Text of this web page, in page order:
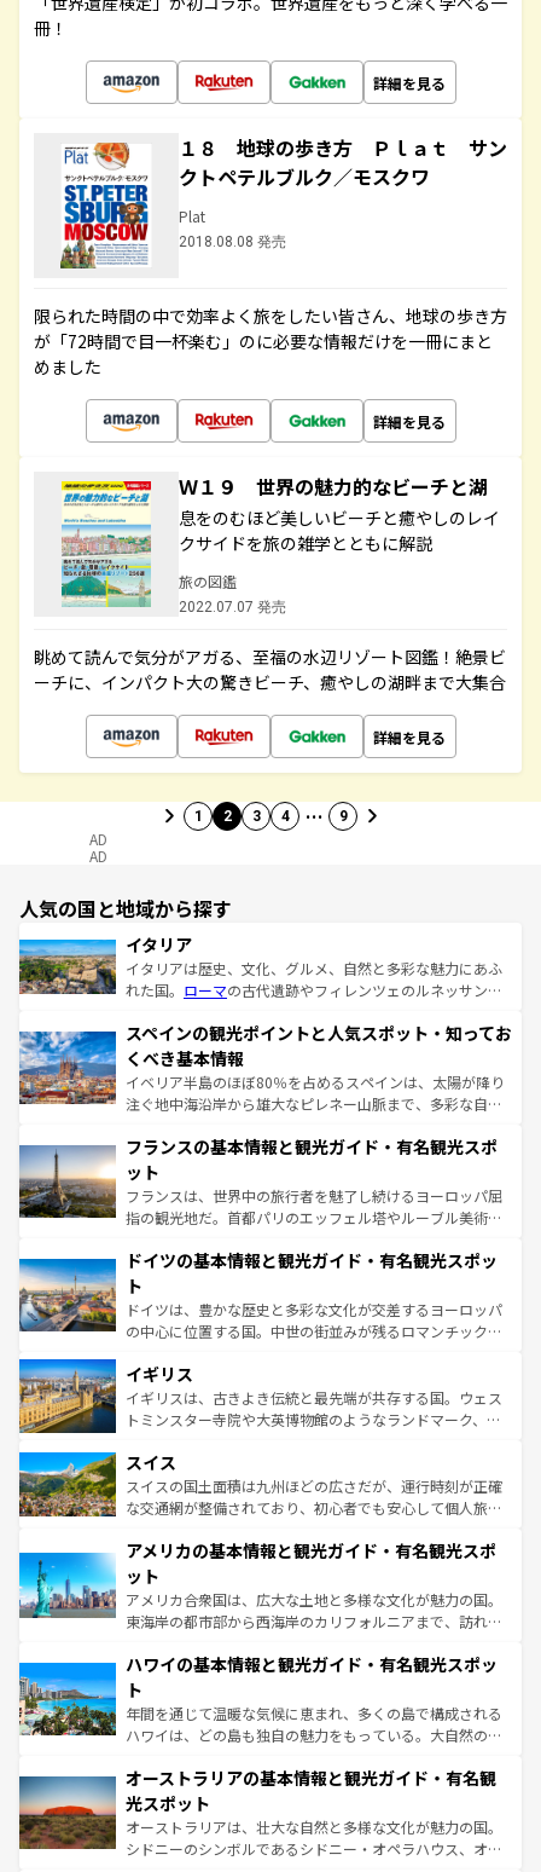
冊！
詳細を見る
１８ 地球の歩き方 Ｐｌａｔ サン
クトペテルブルク／モスクワ
Plat
2018.08.08 発売
限られた時間の中で効率よく旅をしたい皆さん、地球の歩き方
が「72時間で目一杯楽む」のに必要な情報だけを一冊にまと
めました
詳細を見る
Ｗ１９ 世界の魅力的なビーチと湖
息をのむほど美しいビーチと癒やしのレイ
クサイドを旅の雑学とともに解説
旅の図鑑
2022.07.07 発売
眺めて読んで気分がアガる、至福の水辺リゾート図鑑！絶景ビ
ーチに、インパクト大の驚きビーチ、癒やしの湖畔まで大集合
詳細を見る
1 2 3 4 … 9
AD
AD
人気の国と地域から探す
イタリア
イタリアは歴史、文化、グルメ、自然と多彩な魅力にあふ
れた国。 ローマの古代遺跡やフィレンツェのルネッサンス
ろん、トスカーナの美しい田園風景やアマルフィ海岸の絶
景など、自然景観も見逃せない。観光の合間には、本場の
ピザやパスタなど、絶品のイタリア料理を堪能することも
できる。朝目覚めてから夜眠るまで、すべての瞬間を楽し
なお、新着のイタリア情報はコンテンツ一覧を参照してほ
しい。
スペインの観光ポイントと人気スポット・知ってお
くべき基本情報
イベリア半島のほぼ80％を占めるスペインは、太陽が降り
注ぐ地中海沿岸から雄大なピレネー山脈まで、多彩な自然
文化が根付くこの国では、情熱的なフラメンコ、熱気あふ
れる闘牛、そして美味しいタパスが生活の一部となってい
る。首都マドリードの洗練された雰囲気や、バルセロナの
アートに溢れた街角から、地方では古代ローマ遺跡や中世
せる。地方によって風土や気候が異なるスペインはその個
ンテンツ一覧 を参照してほしい。
フランスの基本情報と観光ガイド・有名観光スポ
ット
フランスは、世界中の旅行者を魅了し続けるヨーロッパ屈
指の観光地だ。首都パリのエッフェル塔やルーブル美術館
で、幅広い魅力が詰まっている。華麗な宮殿、歴史的な大
聖堂、美しいビーチ、そして豊かな自然が、訪れる者を心
から魅了する。また、フランスは美食の国としても知ら
れ、フランス料理はユネスコ無形文化遺産にも登録されて
香り高いラベンダー畑など、多彩な楽しみ方が可能だ。さ
らに、パリ以外の地域にも魅力が溢れており、どの街角に
も豊かな歴史と文化が息づいている。パリ以外の個性あふ
を参照してほしい。
ドイツの基本情報と観光ガイド・有名観光スポッ
ト
ドイツは、豊かな歴史と多彩な文化が交差するヨーロッパ
の中心に位置する国。中世の街並みが残るロマンチック街
顔を持つこの国は、どこを歩いても飽きることがない。ベ
ルリンの文化的活気、バイエルン州のアルプスの絶景、そ
してライン川沿いのワイン畑といった風景は必見。ビール
は、お酒好きな人にはぜひ体験してほしい。 なお、新着の
ドイツ情報はコンテンツ一覧を参照してほしい。
イギリス
イギリスは、古きよき伝統と最先端が共存する国。ウェス
トミンスター寺院や大英博物館のようなランドマーク、歴
リアごとに異なる魅力がある。また、優雅なアフタヌーン
ティー、ビール好きにはたまらない英国パブ、サッカー観
戦など、本場だからこそできる体験も豊富。イギリスを旅
ンツ一覧を参照してほしい。
スイス
スイスの国土面積は九州ほどの広さだが、運行時刻が正確
な交通網が整備されており、初心者でも安心して個人旅行
の建物がそのまま残る町や、スイスならではのユニークな
博物館もあり、アルプス観光だけでなく町歩きも満喫する
ことができる。国民の所得が高いため物価も高いが、旅行
者向けの交通パス提供のサービスもあり、うまく活用すれ
着のスイス情報はコンテンツ一覧を参照してほしい。
アメリカの基本情報と観光ガイド・有名観光スポ
ット
アメリカ合衆国は、広大な土地と多様な文化が魅力の国。
東海岸の都市部から西海岸のカリフォルニアまで、訪れる
のような巨大都市は、観光、ショッピング、エンターテイ
ンメントが詰まった刺激的なスポットだ。一方、アメリカ
西部には大自然が広がり、グランドキャニオンやイエロー
ストーン国立公園といった絶景が堪能できる。さらに、南
文化が魅力。旅行者はアメリカの各地域で異なる魅力を楽
しみながら、その多様性と豊かな歴史を感じることができ
るだろう。車でのロードトリップや列車の旅も、アメリカ
ならではの贅沢な旅のスタイルだ。 なお、新着のアメリカ
情報は コンテンツ一覧 を参照してほしい。
ハワイの基本情報と観光ガイド・有名観光スポッ
ト
年間を通じて温暖な気候に恵まれ、多くの島で構成される
ハワイは、どの島も独自の魅力をもっている。大自然の神
ワイ島は見逃せない。また、定番の観光地といえばオアフ
島だが、静かな自然を求めるならマウイ島やカウアイ島が
おすすめ。エメラルドグリーンに輝く海をはじめ、豊かな
文化や歴史が息づいている。「アロハスピリット」と呼ば
オーストラリアの基本情報と観光ガイド・有名観
光スポット
オーストラリアは、壮大な自然と多様な文化が魅力の国。
シドニーのシンボルであるシドニー・オペラハウス、オー